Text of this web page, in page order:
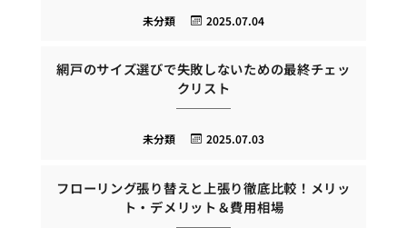
2025.07.04
未分類
網戸のサイズ選びで失敗しないための最終チェッ
クリスト
2025.07.03
未分類
フローリング張り替えと上張り徹底比較！メリッ
ト・デメリット＆費用相場